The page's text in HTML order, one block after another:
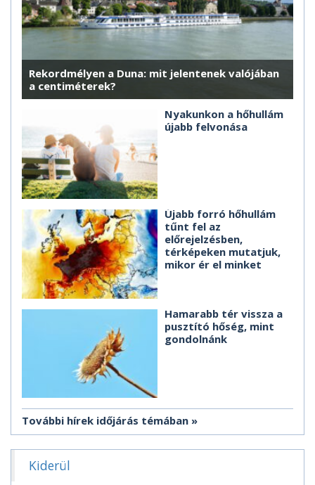
Rekordmélyen a Duna: mit jelentenek valójában
a centiméterek?
Nyakunkon a hőhullám
újabb felvonása
Újabb forró hőhullám
tűnt fel az
előrejelzésben,
térképeken mutatjuk,
mikor ér el minket
Hamarabb tér vissza a
pusztító hőség, mint
gondolnánk
További hírek időjárás témában
Kiderül